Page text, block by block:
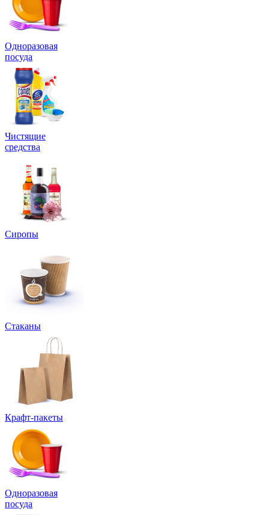
Одноразовая
посуда
Чистящие
средства
Сиропы
Стаканы
Крафт-пакеты
Одноразовая
посуда